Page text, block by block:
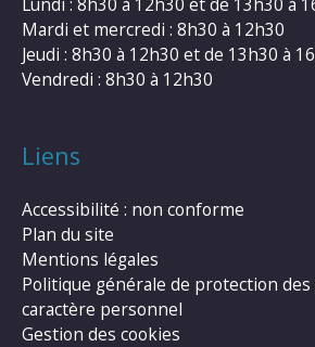
Mardi et mercredi : 8h30 à 12h30
Jeudi : 8h30 à 12h30 et de 13h30 à
Vendredi : 8h30 à 12h30
Liens
Accessibilité : non conforme
Plan du site
Mentions légales
Politique générale de protection des
caractère personnel
Gestion des cookies